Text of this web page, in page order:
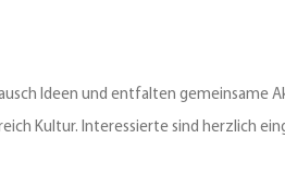
Ideen und entfalten gemeinsame
Kultur. Interessierte sind herzlich